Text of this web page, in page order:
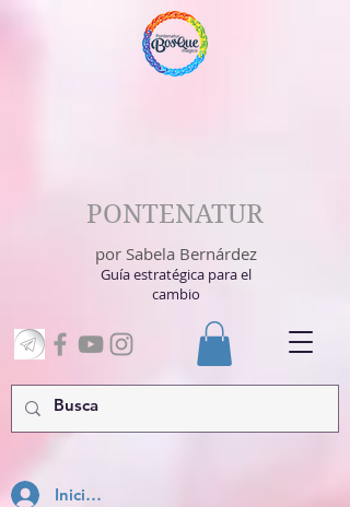
Inicia Sesión
PONTENATUR
por Sabela Bernárdez
Guía estratégica para el
cambio